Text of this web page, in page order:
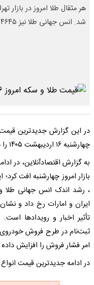
شد. انس جهانی طلا نیز ۴۶۴۵ دلار قیمت خورد.
در این گزارش جدیدترین
چهارشنبه ۱۶ اردیبهشت ۱۴۰۵ را می‌خوانید.
به گزارش اقتصادآنلاین، در
بازار امروز چهارشنبه افت
، رشد اندک انس جهانی طلا
ایران و امارات رخ داد و
تأثیر اخبار و رویدادها
ثبت‌نام در طرح فروش خودروی
امر فشار فروش را افزایش
در ادامه جدیدترین قیمت